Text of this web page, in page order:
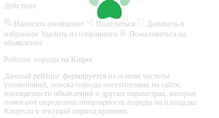
Действия
Написать сообщение Поделиться
Добавить в
избранное Удалить из избранного
Пожаловаться на
объявление
Рейтинг породы на Kinpet
Данный рейтинг формируется на основе частоты
упоминаний, поиска породы посетителями на сайте,
посещаемости объявлений и других параметрах, которые
помогают определить популярность породы на площадке
Kinpet.ru в текущий период времени.